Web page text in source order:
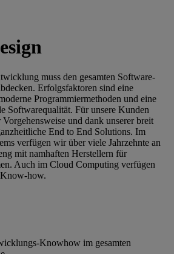
muss den gesamten Software-
Erfolgsfaktoren sind eine
Programmiermethoden und eine
Softwarequalität. Für unsere Kunden
und dank unserer breit
End to End Solutions. Im
verfügen wir über viele Jahrzehnte an
mit namhaften Herstellern für
Auch im Cloud Computing verfügen
how.
Knowhow im gesamten